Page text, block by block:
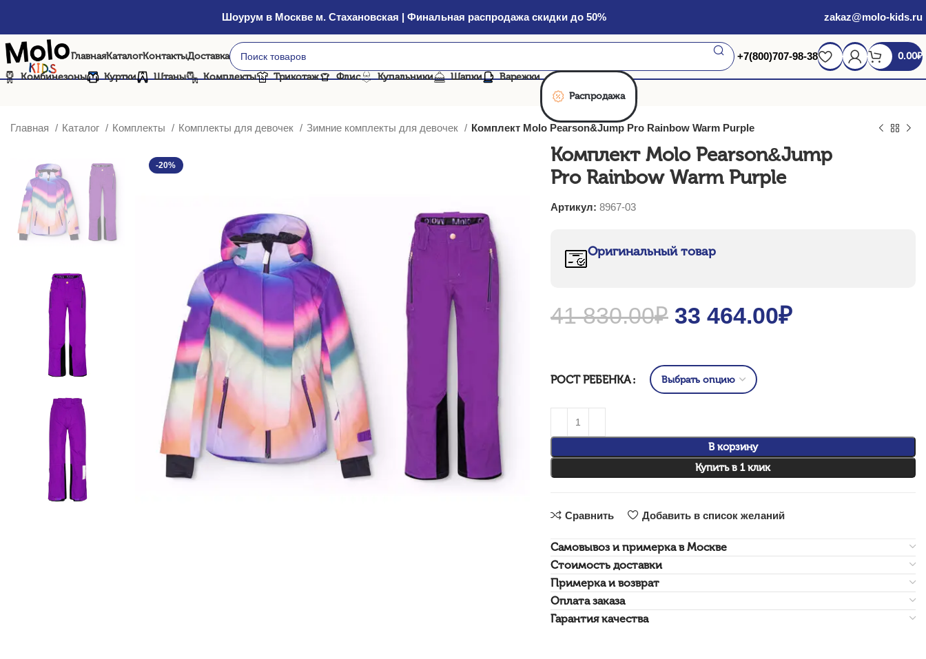
Шоурум в Москве м. Стахановская | Финальная распродажа скидки до 50% zakaz@molo-kids.ru
ГлавнаяКаталогКонтактыДоставка +7(800)707-98-38 0.00₽
Комбинезоны
Куртки Штаны Комплекты Трикотаж Флис Купальники Шапки
Варежки
Распродажа
Главная Каталог Комплекты Комплекты для девочек Зимние комплекты для девочек Комплект Molo Pearson&Jump Pro Rainbow Warm Purple
-20%
Комплект Molo Pearson&Jump
Pro Rainbow Warm Purple
Артикул: 8967-03
Оригинальный товар
41 830.00₽ Original price was: 41
33 464.00₽Current
РОСТ РЕБЕНКА
В корзину
Купить в 1 клик
Сравнить Добавить в список желаний
Самовывоз и примерка в Москве
Стоимость доставки
Примерка и возврат
Оплата заказа
Гарантия качества